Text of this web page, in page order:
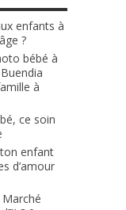
enfants à
?
bébé à
à
ce soin
enfant
d’amour